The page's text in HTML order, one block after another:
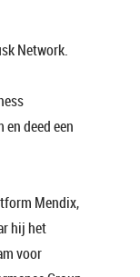
Network.
deed een
Mendix,
hij het
voor